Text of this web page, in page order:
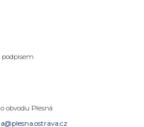
obvodu Plesná